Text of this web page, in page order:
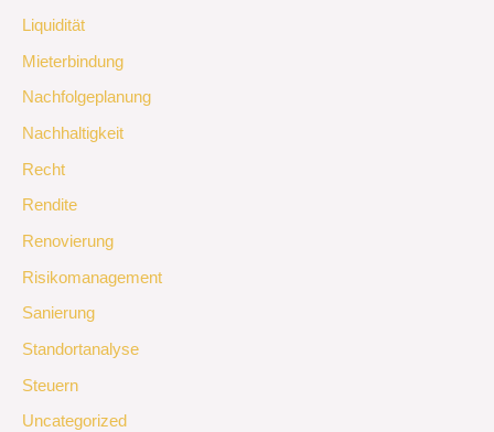
Liquidität
Mieterbindung
Nachfolgeplanung
Nachhaltigkeit
Recht
Rendite
Renovierung
Risikomanagement
Sanierung
Standortanalyse
Steuern
Uncategorized